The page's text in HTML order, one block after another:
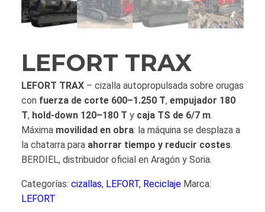
LEFORT TRAX
LEFORT TRAX – cizalla autopropulsada sobre orugas
con fuerza de corte 600–1.250 T, empujador 180
T, hold-down 120–180 T y caja TS de 6/7 m.
Máxima movilidad en obra: la máquina se desplaza a
la chatarra para ahorrar tiempo y reducir costes.
BERDIEL, distribuidor oficial en Aragón y Soria.
Categorías: cizallas, LEFORT, Reciclaje Marca:
LEFORT